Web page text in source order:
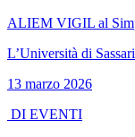
ALIEM VIGIL al
L’Università di
13 marzo 2026
DI EVENTI